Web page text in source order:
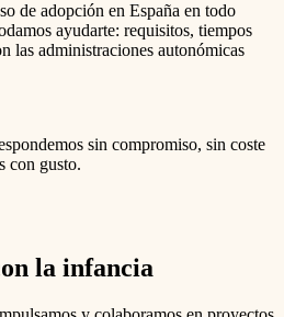
de adopción en España en todo
ayudarte: requisitos, tiempos
las administraciones autonómicas
sin compromiso, sin coste
con gusto.
la infancia